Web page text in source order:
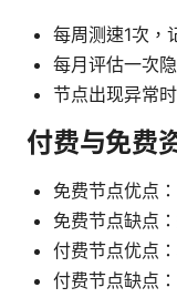
每周测速1次，
每月评估一次
节点出现异常
付费与免费
免费节点优点
免费节点缺点
付费节点优点
付费节点缺点